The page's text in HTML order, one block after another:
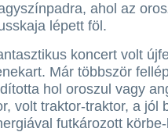
ahol az
lépett föl.
koncert volt
Már többször
hol oroszul vagy
volt traktor-traktor, a jól
futkározott